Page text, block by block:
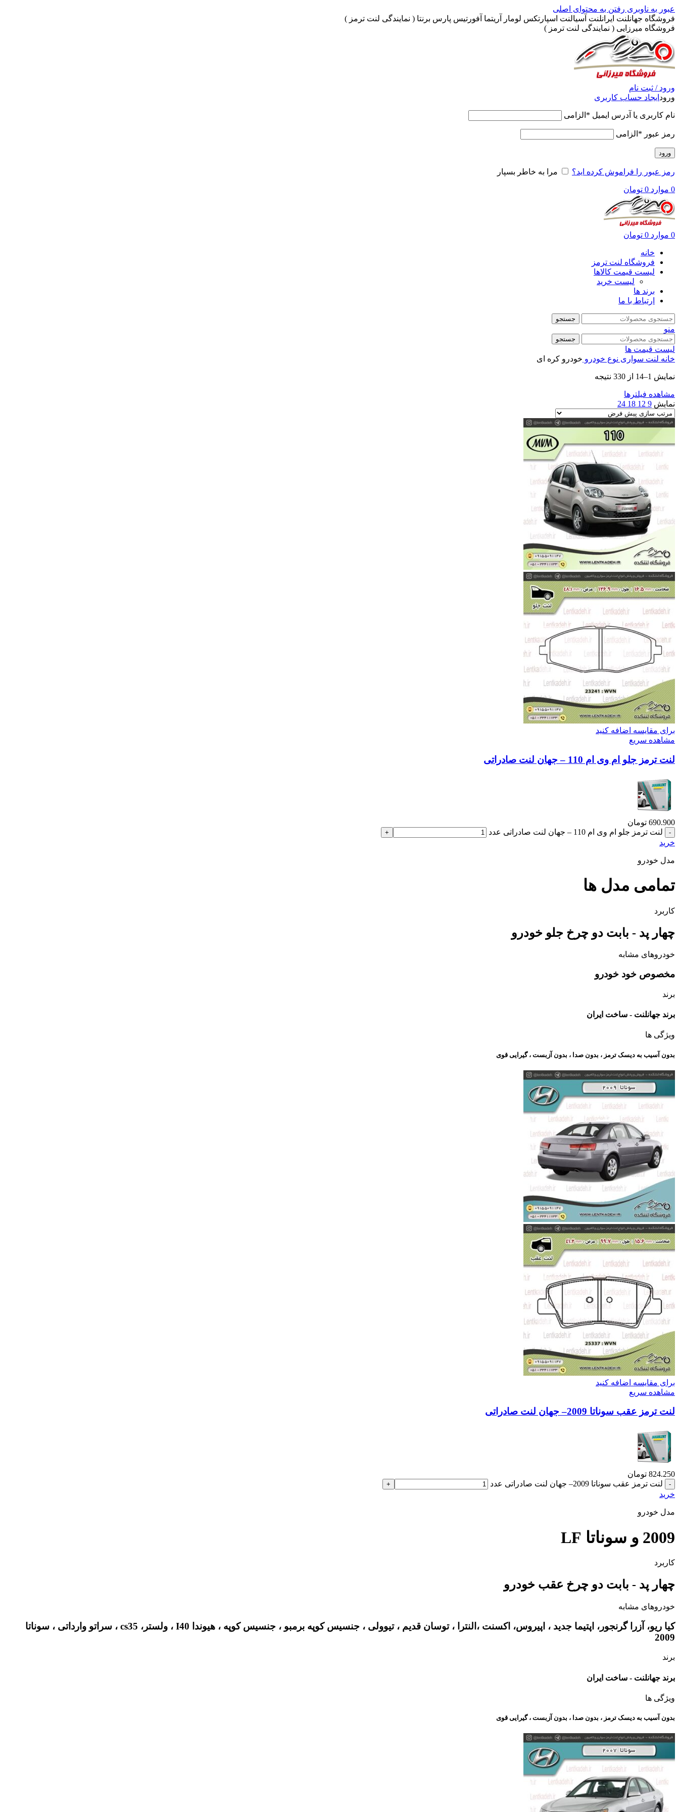
عبور به ناوبری رفتن به محتوای اصلی
فروشگاه جهانلنت ایرانلنت آسیالنت اسپارتکس لومار آریتما آفورتیس پارس برنتا ( نمایندگی لنت ترمز )
فروشگاه میرزایی ( نمایندگی لنت ترمز )
ورود / ثبت نام
ورود ایجاد حساب کاربری
نام کاربری یا آدرس ایمیل * الزامی
رمز عبور * الزامی
ورود
رمز عبور را فراموش کرده اید؟ مرا به خاطر بسپار
0 موارد 0 تومان
0 موارد 0 تومان
خانه
فروشگاه لنت ترمز
لیست قیمت کالاها
لیست خرید
برند ها
ارتباط با ما
جستجو
منو
جستجو
لیست قیمت ها
خانه لنت سواری نوع خودرو خودرو کره ای
نمایش 1–14 از 330 نتیجه
مشاهده فیلترها
نمایش 9
12
18
24
برای مقایسه اضافه کنید
مشاهده سریع
لنت ترمز جلو ام وی ام 110 – جهان لنت صادراتی
690.900 تومان
لنت ترمز جلو ام وی ام 110 – جهان لنت صادراتی عدد
خرید
مدل خودرو
تمامی مدل ها
کاربرد
چهار پد - بابت دو چرخ جلو خودرو
خودروهای مشابه
مخصوص خود خودرو
برند
برند جهانلنت - ساخت ایران
ویژگی ها
بدون آسیب به دیسک ترمز ، بدون صدا ، بدون آزبست ، گیرایی قوی​
برای مقایسه اضافه کنید
مشاهده سریع
لنت ترمز عقب سوناتا 2009– جهان لنت صادراتی
824.250 تومان
لنت ترمز عقب سوناتا 2009– جهان لنت صادراتی عدد
خرید
مدل خودرو
2009 و سوناتا LF
کاربرد
چهار پد - بابت دو چرخ عقب خودرو
خودروهای مشابه
کیا ریو، آزرا گرنجور، اپتیما جدید ، اپیروس، اکسنت ،النترا ، توسان قدیم ، تیوولی ، جنسیس کوپه برمبو ، جنسیس کوپه ، هیوندا I40 ، ولستر، cs35 ، سراتو وارداتی ، سوناتا
2009
برند
برند جهانلنت - ساخت ایران
ویژگی ها
بدون آسیب به دیسک ترمز ، بدون صدا ، بدون آزبست ، گیرایی قوی​